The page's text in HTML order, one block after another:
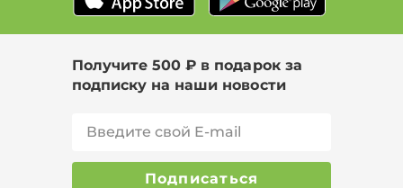
Получите 500 ₽ в подарок за
подписку на наши новости
Подписаться